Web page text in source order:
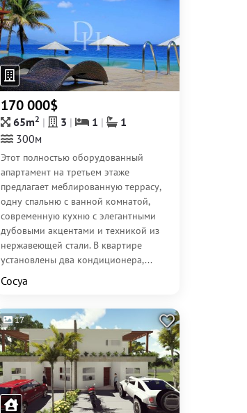
170 000$
65m2 3 1
1
300м
Этот полностью оборудованный
апартамент на третьем этаже
предлагает меблированную террасу,
одну спальню с ванной комнатой,
современную кухню с элегантными
дубовыми акцентами и техникой из
нержавеющей стали. В квартире
установлены два кондиционера,...
Сосуа
17